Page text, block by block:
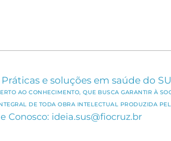
Práticas e soluções em saúde do
AO CONHECIMENTO, QUE BUSCA GARANTIR À
DE TODA OBRA INTELECTUAL PRODUZIDA
Conosco: ideia.sus@fiocruz.br